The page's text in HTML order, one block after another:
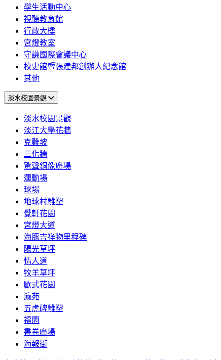
學生活動中心
視聽教育館
行政大樓
宮燈教室
守謙國際會議中心
校史館暨張建邦創辦人紀念館
其他
淡水校園景觀
淡水校園景觀
淡江大學花牆
克難坡
三化牆
驚聲銅像廣場
運動場
球場
地球村雕塑
覺軒花園
宮燈大道
海豚吉祥物里程碑
陽光草坪
情人道
牧羊草坪
歐式花園
瀛苑
五虎碑雕塑
福園
書卷廣場
海報街